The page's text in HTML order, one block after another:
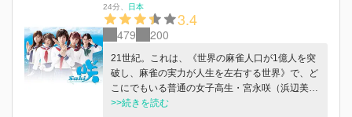
24分 日本
3.4
479 200
21世紀。これは、《世界の麻雀人口が1億人を突
破し、麻雀の実力が人生を左右する世界》で、ど
こにでもいる普通の女子高生・宮永咲（浜辺美
波）の物語―。ある日の放課後。咲は同級生の美
>>続きを読む